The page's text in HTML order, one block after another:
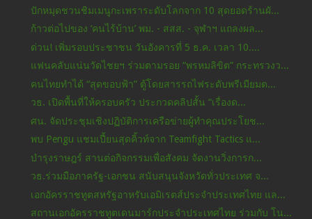
ปักหมุดชวนชิมเมนูกะเพราระดับโลกจาก 10 สุดยอดร้านผั...
ก้าวต่อไปของ ‘คนไร้บ้าน’ พม. - สสส. - จุฬาฯ แถลงผล...
ด่วน! เพิ่มรอบประชาชน วันอังคารที่ 5 ธ.ค. เวลา 10....
แฟนคลับแน่นวัดไชยฯ ร่วมตามรอย “พรหมลิขิต” กระทรวงว...
คนไทยทำได้ “สุดขอบฟ้า” ตู้โดยสารรถไฟระดับพรีเมียมต...
วธ. เปิดพื้นที่ให้ครอบครัว ประกวดคลิปสั้น “เรื่องด...
ศน. จัดประชุมเชิงปฏิบัติการเครือข่ายผู้ทำคุณประโยช...
พบ Pengu แชมเปี้ยนสุดคิ้วท์จาก Teamfight Tactics แ...
บำรุงราษฎร์ สานต่อกิจกรรมเพื่อสังคม จัดงานวิ่งการก...
วธ.ร่วมมือภาครัฐ-เอกชน สนับสนุนจังหวัดทั่วประเทศ จ...
เอกอัครราชทูตสหรัฐอาหรับเอมิเรตส์ประจำประเทศไทย แล...
สถานเอกอัครราชทูตเดนมาร์กประจำประเทศไทย ร่วมกับ โน...